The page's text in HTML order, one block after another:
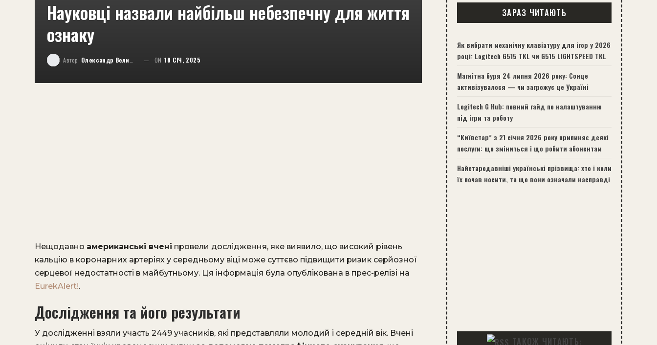
Науковці назвали найбільш небезпечну для життя
ознаку
Автор Олександр Великий ON 18 СІЧ, 2025
Нещодавно американські вчені провели дослідження, яке виявило, що високий рівень
кальцію в коронарних артеріях у середньому віці може суттєво підвищити ризик серйозної
серцевої недостатності в майбутньому. Ця інформація була опублікована в прес-релізі на
EurekAlert!.
Дослідження та його результати
У дослідженні взяли участь 2449 учасників, які представляли молодий і середній вік. Вчені
ЗАРАЗ ЧИТАЮТЬ
Як вибрати механічну клавіатуру для ігор у 2026
році: Logitech G515 TKL чи G515 LIGHTSPEED TKL
Магнітна буря 24 липня 2026 року: Сонце
активізувалося — чи загрожує це Україні
Logitech G Hub: повний гайд по налаштуванню
під ігри та роботу
“Київстар” з 21 січня 2026 року припиняє деякі
послуги: що зміниться і що робити абонентам
Найстародавніші українські прізвища: хто і коли
їх почав носити, та що вони означали насправді
ТАКОЖ ЧИТАЮТЬ: